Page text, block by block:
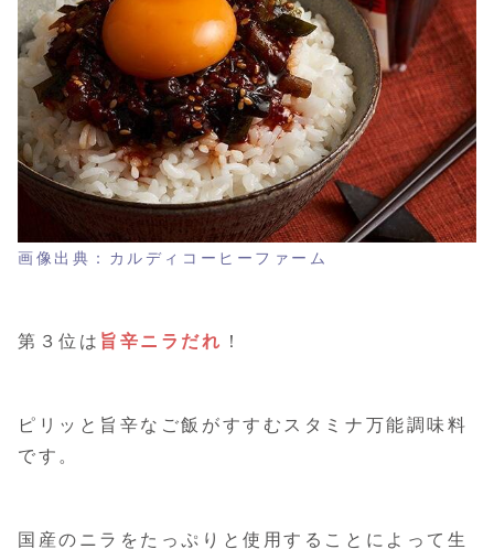
画像出典：カルディコーヒーファーム
第３位は 旨辛ニラだれ ！
ピリッと旨辛なご飯がすすむスタミナ万能調味料
です。
国産のニラをたっぷりと使用することによって生